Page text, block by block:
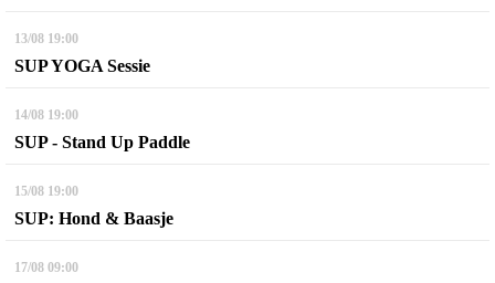
13/08 19:00
SUP YOGA Sessie
14/08 19:00
SUP - Stand Up Paddle
15/08 19:00
SUP: Hond & Baasje
17/08 09:00